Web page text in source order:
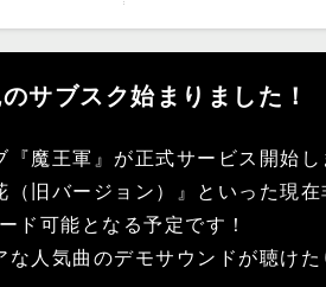
サブスク始まりました！
魔王軍』が正式サービス開始し
旧バージョン）』といった現
ド可能となる予定です！
人気曲のデモサウンドが聴け